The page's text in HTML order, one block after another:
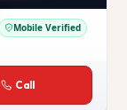
Mobile Verified
Call